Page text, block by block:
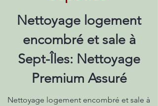
Nettoyage logement
encombré et sale à
Sept-Îles: Nettoyage
Premium Assuré
Nettoyage logement encombré et sale à